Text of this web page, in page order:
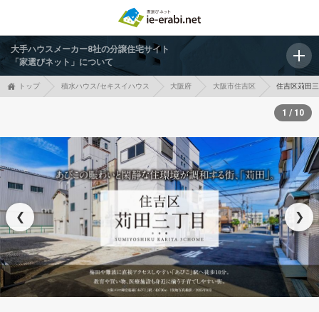
大手ハウスメーカー8社の分譲住宅サイト
「家選びネット」について
トップ 積水ハウス/セキスイハウス 大阪府 大阪市住吉区 住吉区苅田
❮ ❯
1 / 10